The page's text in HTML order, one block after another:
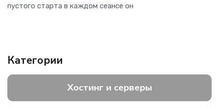
пустого старта в каждом сеансе он
Категории
Хостинг и серверы